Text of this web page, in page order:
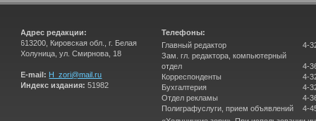
Адрес редакции:
613200, Кировская обл., г. Белая
Холуница, ул. Смирнова, 18
E-mail: H_zori@mail.ru
Индекс издания: 51982
Телефоны:
Главный редактор
Зам. гл. редактора, компьютерный
отдел
Корреспонденты
Бухгалтерия
Отдел рекламы
Полиграфуслуги, прием объявлений
4-
4-
4-
4-
4-
4-